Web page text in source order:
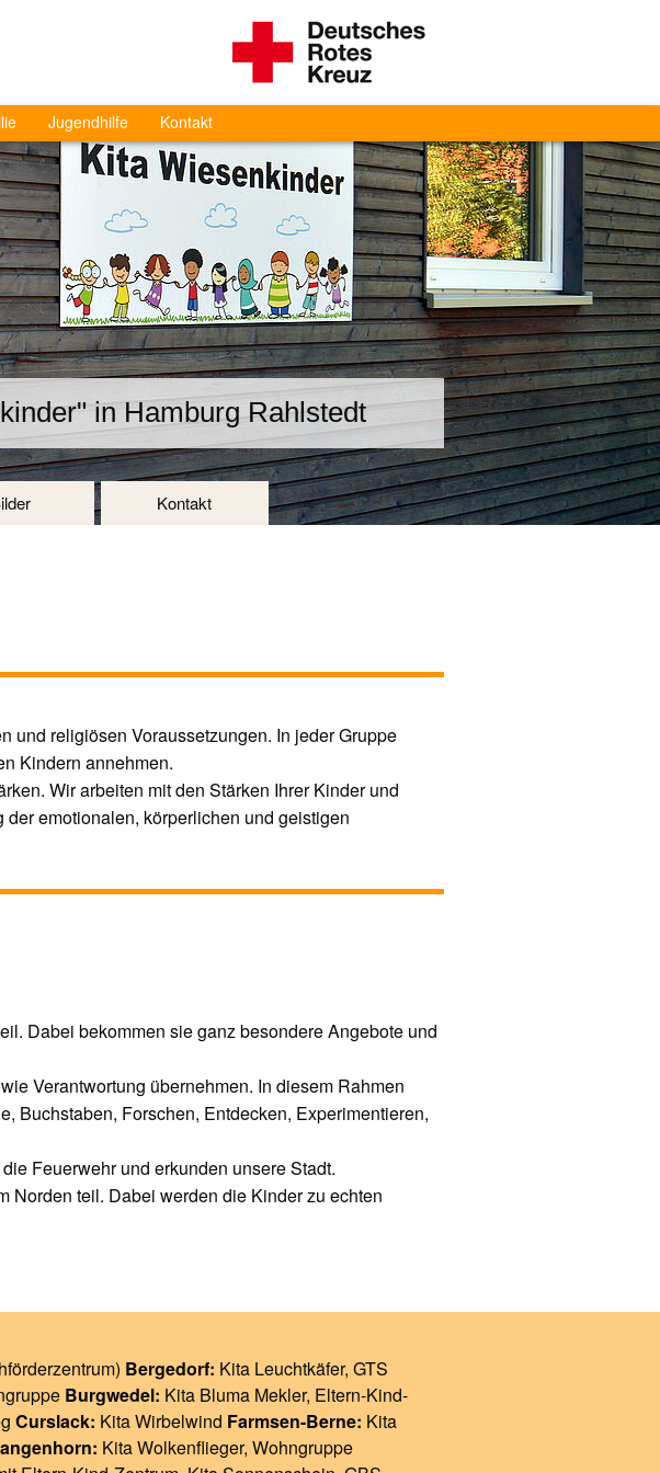
Jugendhilfe Kontakt
in Hamburg Rahlstedt
Kontakt
und religiösen Voraussetzungen. In jeder Gruppe
Kindern annehmen.
Wir arbeiten mit den Stärken Ihrer Kinder und
emotionalen, körperlichen und geistigen
Dabei bekommen sie ganz besondere Angebote und
Verantwortung übernehmen. In diesem Rahmen
Buchstaben, Forschen, Entdecken, Experimentieren,
Feuerwehr und erkunden unsere Stadt.
Norden teil. Dabei werden die Kinder zu echten
Bergedorf: Kita Leuchtkäfer, GTS
Burgwedel: Kita Bluma Mekler, Eltern-Kind-
Curslack: Kita Wirbelwind Farmsen-Berne: Kita
Kita Wolkenflieger, Wohngruppe